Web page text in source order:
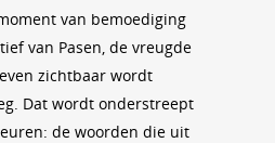
van bemoediging
van Pasen, de vreugde
zichtbaar wordt
Dat wordt onderstreept
de woorden die uit